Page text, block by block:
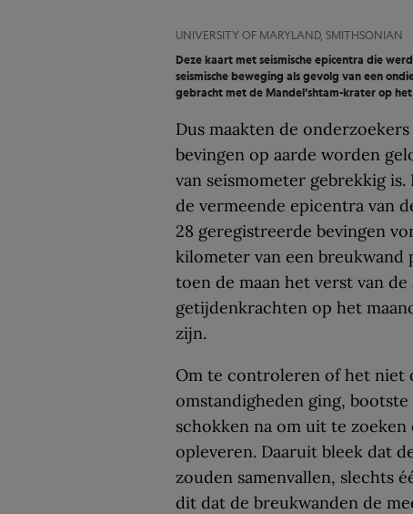
UNIVERSITY OF MARYLAND, SMITHSONIAN
Deze kaart met seismische epicentra die
seismische beweging als gevolg van een
gebracht met de Mandel’shtam-krater op
Dus maakten de
bevingen op aarde worden
van seismometer gebrekkig
de vermeende epicentra van
28 geregistreerde bevingen
kilometer van een breukwand
toen de maan het verst van
getijdenkrachten op het
zijn.
Om te controleren of het niet
omstandigheden ging,
schokken na om uit te
opleveren. Daaruit bleek dat
zouden samenvallen, slechts
dit dat de breukwanden de